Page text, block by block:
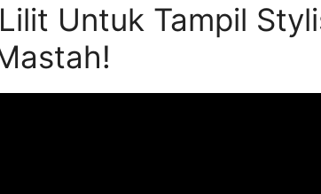
Untuk Tampil